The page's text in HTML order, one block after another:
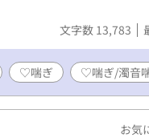
文字数 13,783
♡喘ぎ ♡喘ぎ/濁音
お気